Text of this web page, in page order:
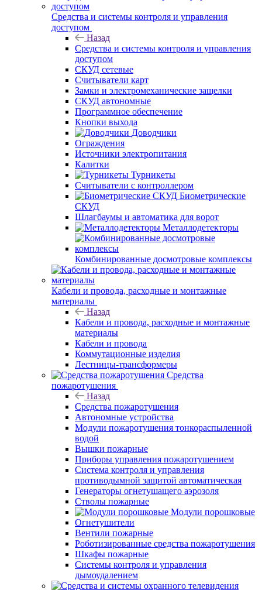
Средства и системы контроля и управления
доступом
Назад
Средства и системы контроля и управления
доступом
СКУД сетевые
Считыватели карт
Замки и электромеханические защелки
СКУД автономные
Программное обеспечение
Кнопки выхода
Доводчики
Ограждения
Источники электропитания
Калитки
Турникеты
Считыватели с контроллером
Биометрические
СКУД
Шлагбаумы и автоматика для ворот
Металлодетекторы
Комбинированные досмотровые комплексы
Кабели и провода, расходные и монтажные
материалы
Назад
Кабели и провода, расходные и монтажные
материалы
Кабели и провода
Коммутационные изделия
Лестницы-трансформеры
Средства
пожаротушения
Назад
Средства пожаротушения
Автономные устройства
Модули пожаротушения тонкораспыленной
водой
Вышки пожарные
Приборы управления пожаротушением
Система контроля и управления
противодымной защитой автоматическая
Генераторы огнетушащего аэрозоля
Стволы пожарные
Модули порошковые
Огнетушители
Вентили пожарные
Роботизированные средства пожаротушения
Шкафы пожарные
Системы контроля и управления
дымоудалением